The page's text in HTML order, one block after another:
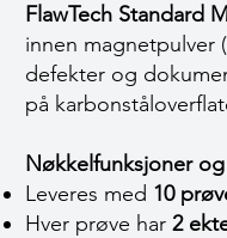
FlawTech Standard
innen magnetpulver
defekter og
på
Nøkkelfunksjoner
Leveres med 10
Hver prøve har 2